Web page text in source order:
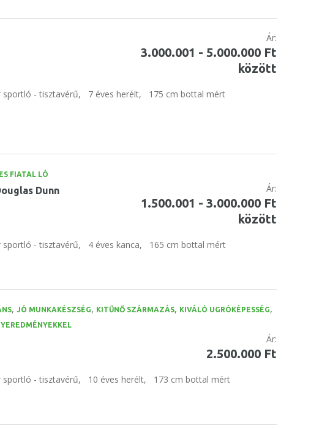
Ár:
3.000.001 - 5.000.000 Ft
között
sportló - tisztavérű, 7 éves herélt, 175 cm bottal mért
FIATAL LÓ
Dunn Ár:
1.500.001 - 3.000.000 Ft
között
sportló - tisztavérű, 4 éves kanca, 165 cm bottal mért
, JÓ MUNKAKÉSZSÉG, KITŰNŐ SZÁRMAZÁS, KIVÁLÓ UGRÓKÉPESSÉG,
Ár:
2.500.000 Ft
sportló - tisztavérű, 10 éves herélt, 173 cm bottal mért